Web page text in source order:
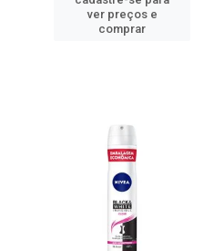
ver preços e
comprar